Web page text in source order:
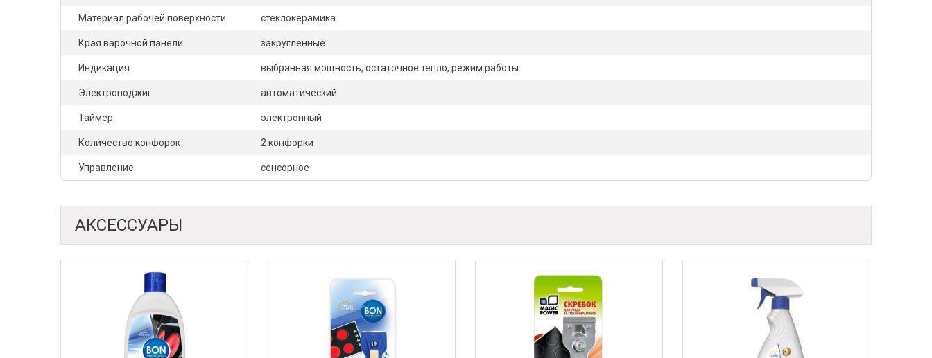
Материал рабочей поверхности стеклокерамика
Края варочной панели закругленные
Индикация выбранная мощность, остаточное тепло, режим работы
Электроподжиг автоматический
Таймер электронный
Количество конфорок 2 конфорки
Управление сенсорное
АКСЕССУАРЫ